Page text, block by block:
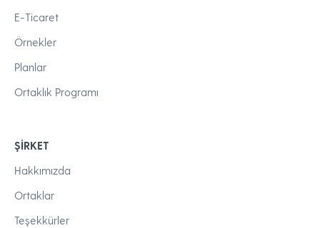
E-Ticaret
Örnekler
Planlar
Ortaklık Programı
ŞIRKET
Hakkımızda
Ortaklar
Teşekkürler